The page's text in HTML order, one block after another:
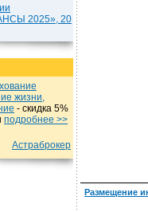
2025», 20
жизни,
- cкидка 5%
подробнеe >>
Астраброкер
Размещение